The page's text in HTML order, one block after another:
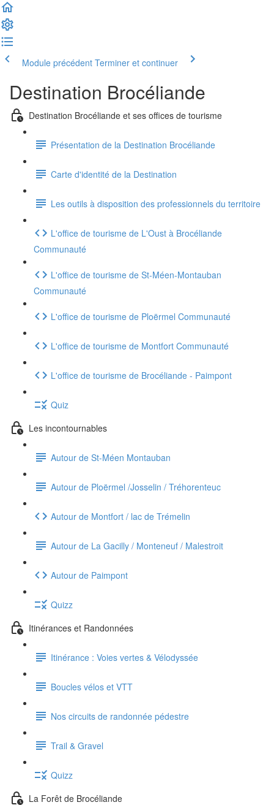
Module précédent Terminer et continuer
Destination Brocéliande
Destination Brocéliande et ses offices de tourisme
Présentation de la Destination Brocéliande
Carte d'identité de la Destination
Les outils à disposition des professionnels du territoire
L'office de tourisme de L'Oust à Brocéliande
Communauté
L'office de tourisme de St-Méen-Montauban
Communauté
L'office de tourisme de Ploërmel Communauté
L'office de tourisme de Montfort Communauté
L'office de tourisme de Brocéliande - Paimpont
Quiz
Les incontournables
Autour de St-Méen Montauban
Autour de Ploërmel /Josselin / Tréhorenteuc
Autour de Montfort / lac de Trémelin
Autour de La Gacilly / Monteneuf / Malestroit
Autour de Paimpont
Quizz
Itinérances et Randonnées
Itinérance : Voies vertes & Vélodyssée
Boucles vélos et VTT
Nos circuits de randonnée pédestre
Trail & Gravel
Quizz
La Forêt de Brocéliande